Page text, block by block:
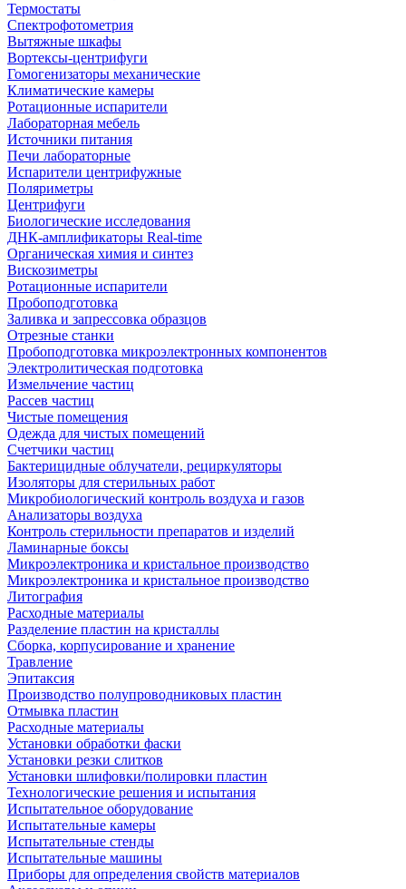
Термостаты
Спектрофотометрия
Вытяжные шкафы
Вортексы-центрифуги
Гомогенизаторы механические
Климатические камеры
Ротационные испарители
Лабораторная мебель
Источники питания
Печи лабораторные
Испарители центрифужные
Поляриметры
Центрифуги
Биологические исследования
ДНК-амплификаторы Real-time
Органическая химия и синтез
Вискозиметры
Ротационные испарители
Пробоподготовка
Заливка и запрессовка образцов
Отрезные станки
Пробоподготовка микроэлектронных компонентов
Электролитическая подготовка
Измельчение частиц
Рассев частиц
Чистые помещения
Одежда для чистых помещений
Счетчики частиц
Бактерицидные облучатели, рециркуляторы
Изоляторы для стерильных работ
Микробиологический контроль воздуха и газов
Анализаторы воздуха
Контроль стерильности препаратов и изделий
Ламинарные боксы
Микроэлектроника и кристальное производство
Микроэлектроника и кристальное производство
Литография
Расходные материалы
Разделение пластин на кристаллы
Сборка, корпусирование и хранение
Травление
Эпитаксия
Производство полупроводниковых пластин
Отмывка пластин
Расходные материалы
Установки обработки фаски
Установки резки слитков
Установки шлифовки/полировки пластин
Технологические решения и испытания
Испытательное оборудование
Испытательные камеры
Испытательные стенды
Испытательные машины
Приборы для определения свойств материалов